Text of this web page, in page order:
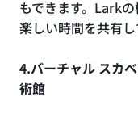
もできます。Lark
楽しい時間を共有し
4.バーチャル スカ
術館